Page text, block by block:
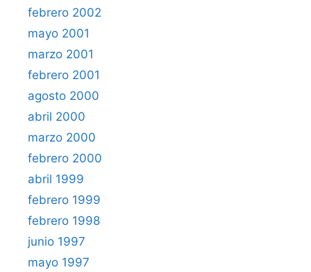
febrero 2002
mayo 2001
marzo 2001
febrero 2001
agosto 2000
abril 2000
marzo 2000
febrero 2000
abril 1999
febrero 1999
febrero 1998
junio 1997
mayo 1997